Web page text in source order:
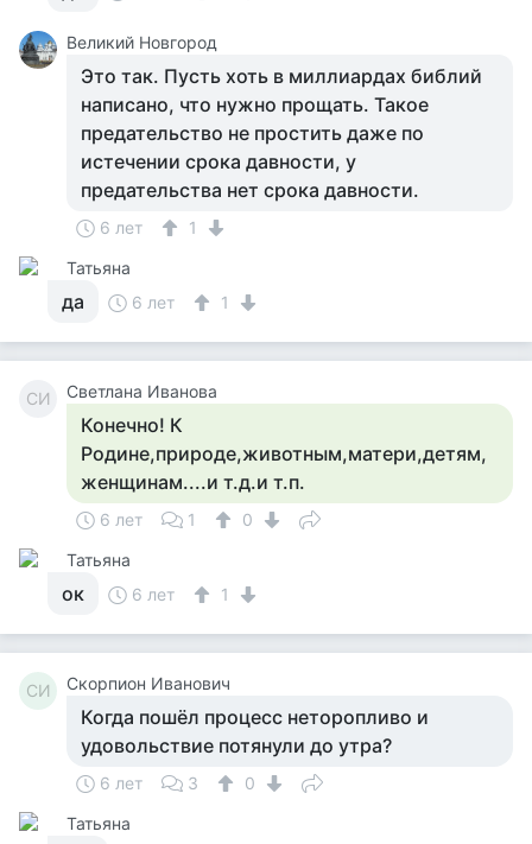
Великий Новгород
Это так. Пусть хоть в миллиардах библий
написано, что нужно прощать. Такое
предательство не простить даже по
истечении срока давности, у
предательства нет срока давности.
6 лет
1
Татьяна
да 6 лет 1
СИ Светлана Иванова
Конечно! К
Родине,природе,животным,матери,детям,
женщинам....и т.д.и т.п.
6 лет 1
0
Татьяна
ок 6 лет 1
СИ Скорпион Иванович
Когда пошёл процесс неторопливо и
удовольствие потянули до утра?
6 лет 3
0
Татьяна